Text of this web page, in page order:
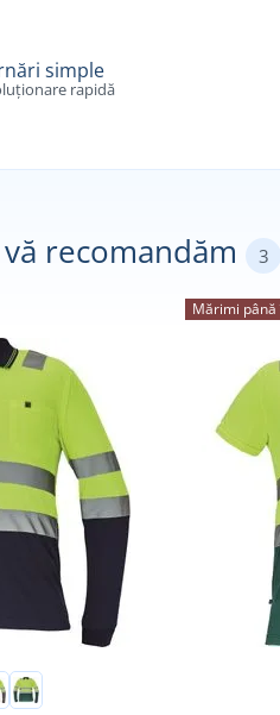
simple
rapidă
recomandăm 3
Mărimi până